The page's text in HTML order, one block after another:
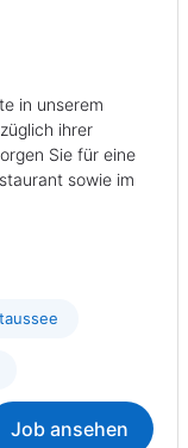
in unserem
ihrer
Sie für eine
sowie im
Job ansehen